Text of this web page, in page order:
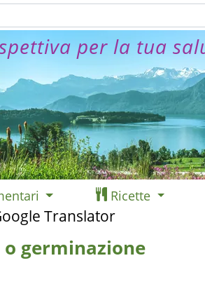
per la tua
Ricette
Translator
germinazione